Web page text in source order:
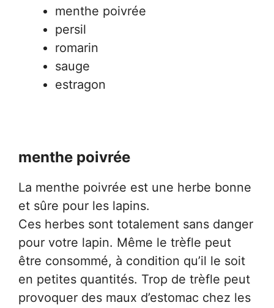
menthe poivrée
persil
romarin
sauge
estragon
menthe poivrée
La menthe poivrée est une herbe bonne
et sûre pour les lapins.
Ces herbes sont totalement sans danger
pour votre lapin. Même le trèfle peut
être consommé, à condition qu’il le soit
en petites quantités. Trop de trèfle peut
provoquer des maux d’estomac chez les